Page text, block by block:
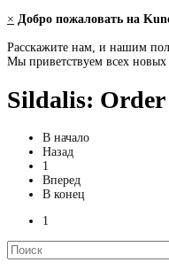
× Добро пожаловать на
Расскажите нам, и нашим
Мы приветствуем всех новых
Sildalis:
В начало
Назад
1
Вперед
В конец
1